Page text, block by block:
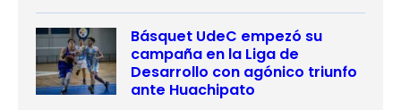
Básquet UdeC empezó su
campaña en la Liga de
Desarrollo con agónico triunfo
ante Huachipato